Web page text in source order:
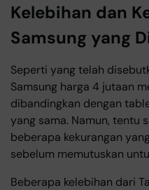
Kelebihan dan
Samsung yang
Seperti yang telah
Samsung harga 4 jutaan
dibandingkan dengan
yang sama. Namun, tentu
beberapa kekurangan
sebelum memutuskan
Beberapa kelebihan dari